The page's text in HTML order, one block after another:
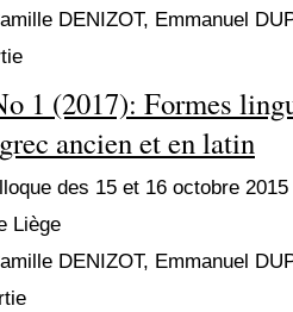
DENIZOT, Emmanuel
1 (2017): Formes
ancien et en latin
des 15 et 16 octobre 2015
Liège
DENIZOT, Emmanuel